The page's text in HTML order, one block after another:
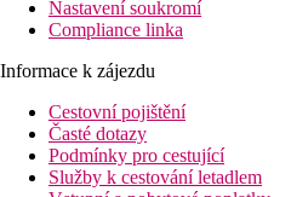
Nastavení soukromí
Compliance linka
Informace k zájezdu
Cestovní pojištění
Časté dotazy
Podmínky pro cestující
Služby k cestování letadlem